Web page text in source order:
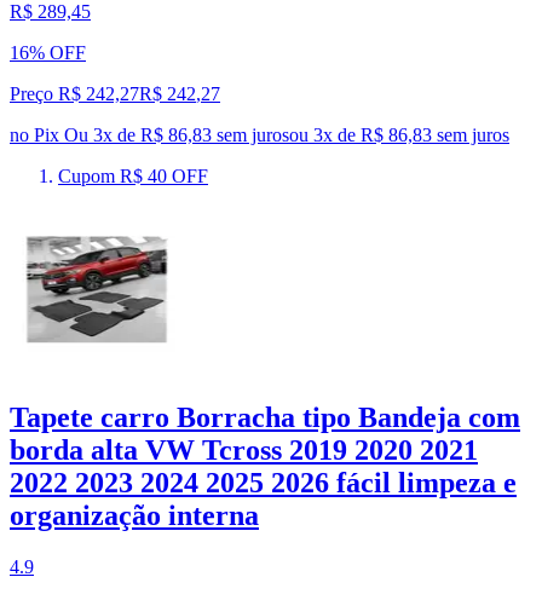
R$ 289,45
16% OFF
Preço R$ 242,27R$ 242,27
no Pix Ou 3x de R$ 86,83 sem jurosou 3x de R$ 86,83 sem juros
Cupom R$ 40 OFF
Tapete carro Borracha tipo Bandeja com
borda alta VW Tcross 2019 2020 2021
2022 2023 2024 2025 2026 fácil limpeza e
organização interna
4.9